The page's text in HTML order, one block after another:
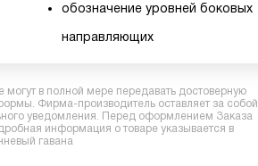
обозначение уровней боковых
направляющих
в полной мере передавать достоверную
Фирма-производитель оставляет за собой
уведомления. Перед оформлением Заказа
информация о товаре указывается в
гавана